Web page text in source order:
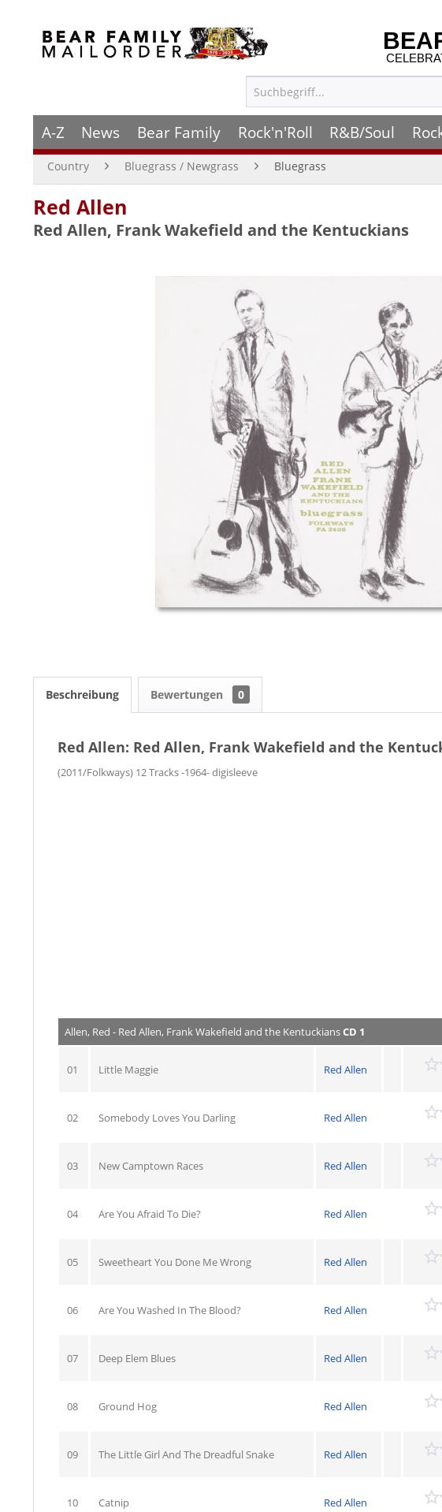
A-Z News Bear Family Rock'n'Roll R&B/Soul
Country Bluegrass / Newgrass Bluegrass
Red Allen
Red Allen, Frank Wakefield and the Kentuckians
Beschreibung Bewertungen 0
Red Allen: Red Allen, Frank Wakefield and the
(2011/Folkways) 12 Tracks -1964- digisleeve
Allen, Red - Red Allen, Frank Wakefield and the KentuckiansCD 1
01 Little Maggie Red Allen
02 Somebody Loves You Darling Red Allen
03 New Camptown Races Red Allen
04 Are You Afraid To Die? Red Allen
05 Sweetheart You Done Me Wrong Red Allen
06 Are You Washed In The Blood? Red Allen
07 Deep Elem Blues Red Allen
08 Ground Hog Red Allen
09 The Little Girl And The Dreadful Snake Red Allen
10 Catnip Red Allen